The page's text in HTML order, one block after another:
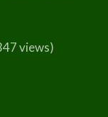
views)